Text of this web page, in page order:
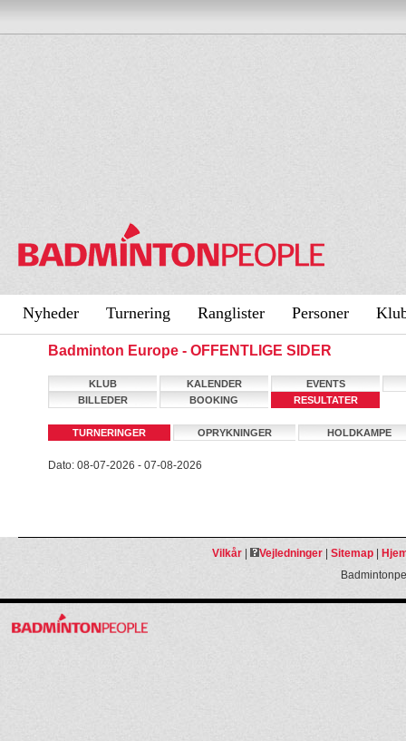
Nyheder Turnering Ranglister Personer
Badminton Europe - OFFENTLIGE SIDER
KLUB KALENDER
EVENTS
BILLEDER
BOOKING RESULTATER
TURNERINGER OPRYKNINGER HOLDKAMPE
Dato: 08-07-2026 - 07-08-2026
Vilkår| Vejledninger| Sitemap|